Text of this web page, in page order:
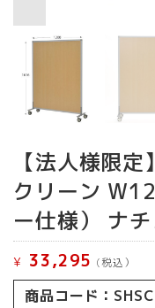
【法人様限
クリーン
ー仕様） ナ
¥ 33,295 (税込）
商品コード：